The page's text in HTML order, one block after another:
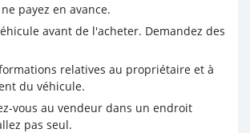
payez en avance.
avant de l'acheter. Demandez des
relatives au propriétaire et à
du véhicule.
vous au vendeur dans un endroit
pas seul.